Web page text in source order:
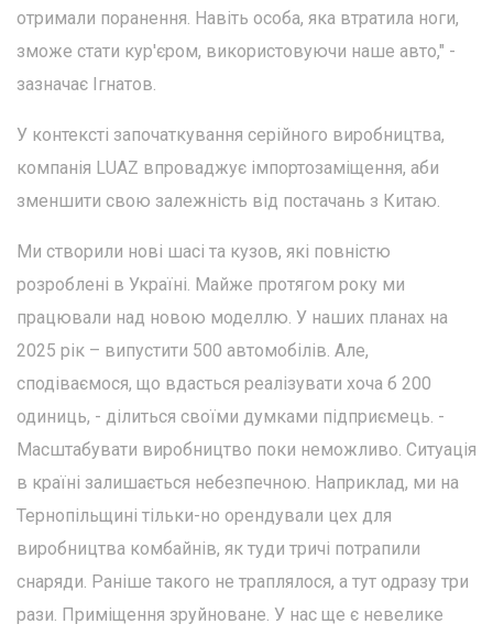
отримали поранення. Навіть особа, яка втратила ноги,
зможе стати кур'єром, використовуючи наше авто," -
зазначає Ігнатов.
У контексті започаткування серійного виробництва,
компанія LUAZ впроваджує імпортозаміщення, аби
зменшити свою залежність від постачань з Китаю.
Ми створили нові шасі та кузов, які повністю
розроблені в Україні. Майже протягом року ми
працювали над новою моделлю. У наших планах на
2025 рік – випустити 500 автомобілів. Але,
сподіваємося, що вдасться реалізувати хоча б 200
одиниць, - ділиться своїми думками підприємець. -
Масштабувати виробництво поки неможливо. Ситуація
в країні залишається небезпечною. Наприклад, ми на
Тернопільщині тільки-но орендували цех для
виробництва комбайнів, як туди тричі потрапили
снаряди. Раніше такого не траплялося, а тут одразу три
рази. Приміщення зруйноване. У нас ще є невелике